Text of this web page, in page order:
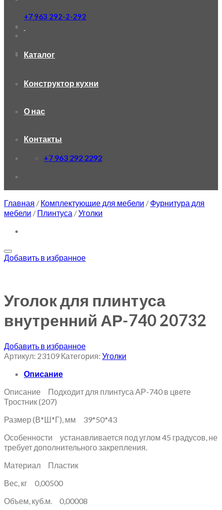
+7 963 292-2-292
Каталог
Конструктор кухни
О нас
Контакты
+7 963 292 2292
Главная / Комплектующие для мебели / Фурнитура для
мебели / Плинтуса /Уголки
Добавить в избранное
Уголок для плинтуса
внутренний АР-740 20732
Добавить в избранное
Артикул: 23109 Категория: Уголки
Описание
Описание Подходит для плинтуса АР-740 в цвете
Тростник (207)
Размер (В*Ш*Г), мм 39*50*43
Особенности устанавливается под углом 45 градусов, не
требует дополнительного закрепления.
Материал Пластик
Вес, кг 0,00500
Объем, куб.м. 0,00008